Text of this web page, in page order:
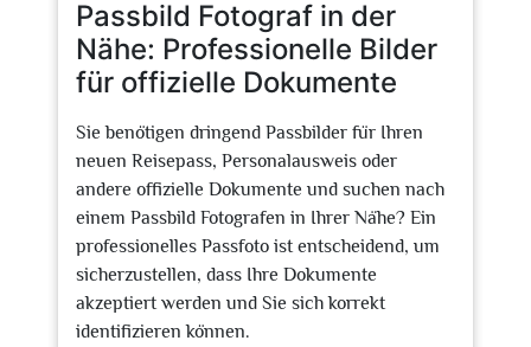
Passbild Fotograf in der
Nähe: Professionelle Bilder
für offizielle Dokumente
Sie benötigen dringend Passbilder für Ihren
neuen Reisepass, Personalausweis oder
andere offizielle Dokumente und suchen nach
einem Passbild Fotografen in Ihrer Nähe? Ein
professionelles Passfoto ist entscheidend, um
sicherzustellen, dass Ihre Dokumente
akzeptiert werden und Sie sich korrekt
identifizieren können.